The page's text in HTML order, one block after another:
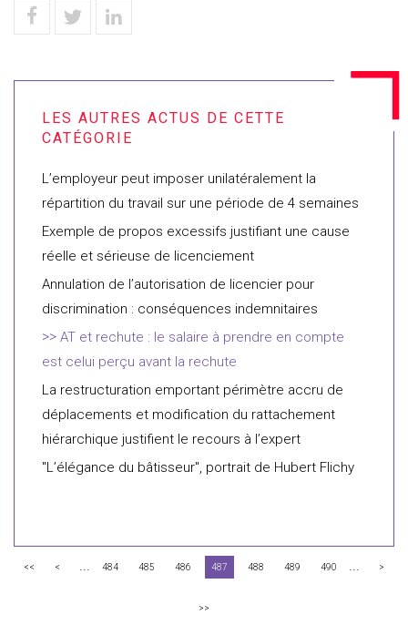
L’employeur peut imposer unilatéralement la
répartition du travail sur une période de 4 semaines
Exemple de propos excessifs justifiant une cause
réelle et sérieuse de licenciement
Annulation de l’autorisation de licencier pour
discrimination : conséquences indemnitaires
AT et rechute : le salaire à prendre en compte
est celui perçu avant la rechute
La restructuration emportant périmètre accru de
déplacements et modification du rattachement
hiérarchique justifient le recours à l’expert
"L’élégance du bâtisseur", portrait de Hubert Flichy
<< < ... 484 485 486 487 488 489 490 ... >
>>